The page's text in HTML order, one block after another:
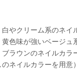
やクリーム系のネイ
色味が強いベージュ
ラウンのネイルカラ
ネイルカラーを用意）